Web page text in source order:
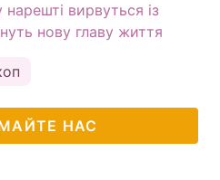
вирвуться із
нову главу життя
НАС